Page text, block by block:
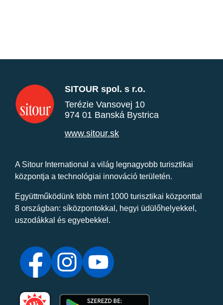
SITOUR spol. s r.o.
Terézie Vansovej 10
974 01 Banská Bystrica
www.sitour.sk
A Sitour International a világ legnagyobb turisztikai
központja a technológiai innováció területén.
Együttműködünk több mint 1000 turisztikai központtal
8 országban: síközpontokkal, hegyi üdülőhelyekkel,
uszodákkal és egyebekkel.